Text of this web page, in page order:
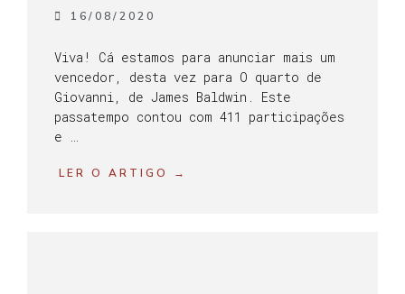
16/08/2020
Viva! Cá estamos para anunciar mais um
vencedor, desta vez para O quarto de
Giovanni, de James Baldwin. Este
passatempo contou com 411 participações
e …
LER O ARTIGO →